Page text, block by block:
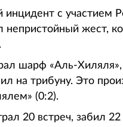
с участием
непристойный жест,
шарф «Аль-
на трибуну. Это
(0:2).
20 встреч, забил